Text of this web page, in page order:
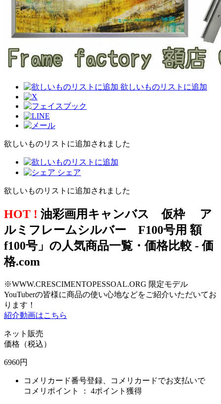
欲しいものリストに追加
欲しいものリストに追加されました
シェア
欲しいものリストに追加されました
HOT ! 油彩画用キャンバス 仮枠 ア
ルミフレームシルバー F100号用 額
f100号」の人気商品一覧・価格比較 - 価
格.com
※WWW.CRESCIMENTOPESSOAL.ORG 限定モデル
YouTuberの皆様に商品の使い心地などをご紹介いただいてお
ります！
紹介動画はこちら
ネット販売
価格（税込）
6960円
コメリカード番号登録、コメリカードでお支払いで
コメリポイント ： 4ポイント獲得